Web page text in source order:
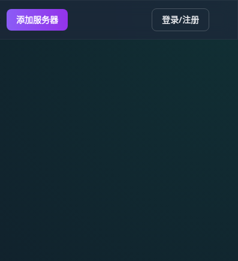
添加服务器 登录/注册